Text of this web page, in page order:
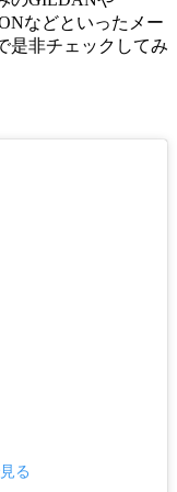
などといったメー
是非チェックしてみ
る